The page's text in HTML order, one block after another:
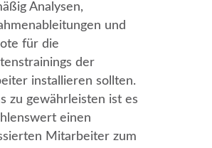
Analysen,
und
für die
der
installieren sollten.
zu gewährleisten ist es
einen
Mitarbeiter zum